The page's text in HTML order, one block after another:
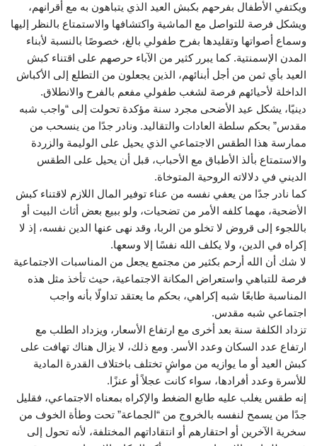
ويكتفي الأطفال بفرحهم بكبش العيد الذي يتباهون به مع أقرانهم،
ويشكل فرصة للتواصل مع الماشية واكتشافها والاستمتاع بالنظر إليها
وسماع أصواتها وتقليدها بفرح طفولي بالغ، خصوصًا بالنسبة لأبناء
المدن الإسمنتية. كما يبرر كثير من الآباء حرصهم على اقتناء كبش
العيد بأي ثمن من أجل أبنائهم، الذين يجعلون من التطلع إلى الأكباش
الداخلة لأحيائهم فرصة لشغب طفولي مفعم بالفرح والانطلاق.
دينيًا، يشكل عيد الأضحى مجرد سنة مؤكدة تحولت إلى “واجب شبه
مقدس” بحكم سلطة العادات والتقاليد. ونادر جدًا من ينسحب من
ممارسة هذا الطقس الاجتماعي الذي يحيل على الوليمة والزردة
والاستمتاع بألذ الأطباق مع الأحباب، قبل أن يحيل على الطقس
الديني في دلالاته الروحية المتوخاة.
كما نادر جدًا من يعفي نفسه من عناء توفير المال اللازم لاقتناء كبش
الأضحية، مهما كلفه الأمر من تضحيات، ولو ببيع بعض أثاث البيت أو
باللجوء إلى قروض لا تخلو من الربا، وقد نهى عنها الدين نفسه، إذ لا
إكراه في الدين، ولا يكلف الله نفسًا إلا وسعها.
لا شك أن الله أرحم بكثير من مجتمع يجعل من المناسبات الاجتماعية
فرصة للتباهي واستعراض المكانة الاجتماعية، حيث تأخذ مثل هذه
المناسبة طابعًا شبه إكراهي، بحكم ما يعتقد تداولًا بأنه واجب
اجتماعي شبه مقدس.
تزداد الكلفة سنة بعد أخرى مع ارتفاع الأسعار، ويزداد الطلب مع
ارتفاع عدد السكان وعدد الأسر. ومع ذلك، لا يزال هناك تهافت على
كبش العيد أو ما يوازيه من مواشٍ تختلف باختلاف القدرة المادية
للأسرة وعدد أفرادها، سواء كانت عجلاً أو عنزًا.
إنه طقس يغلب عليه طابع الضغط والإكراه بمعناه الاجتماعي، فقليل
جدًا من يسمح لنفسه بالخروج من “الجماعة” تحت وطأة الخوف من
سخرية الآخرين أو احتقارهم أو انتقاداتهم المختلفة، لأنه تحول إلى